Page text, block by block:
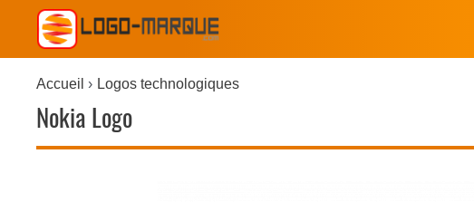
Accueil Logos technologiques
Nokia Logo